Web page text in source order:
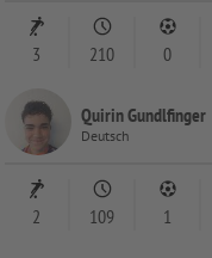
3 210 0
Quirin Gundlfinger
Deutsch
2 109 1